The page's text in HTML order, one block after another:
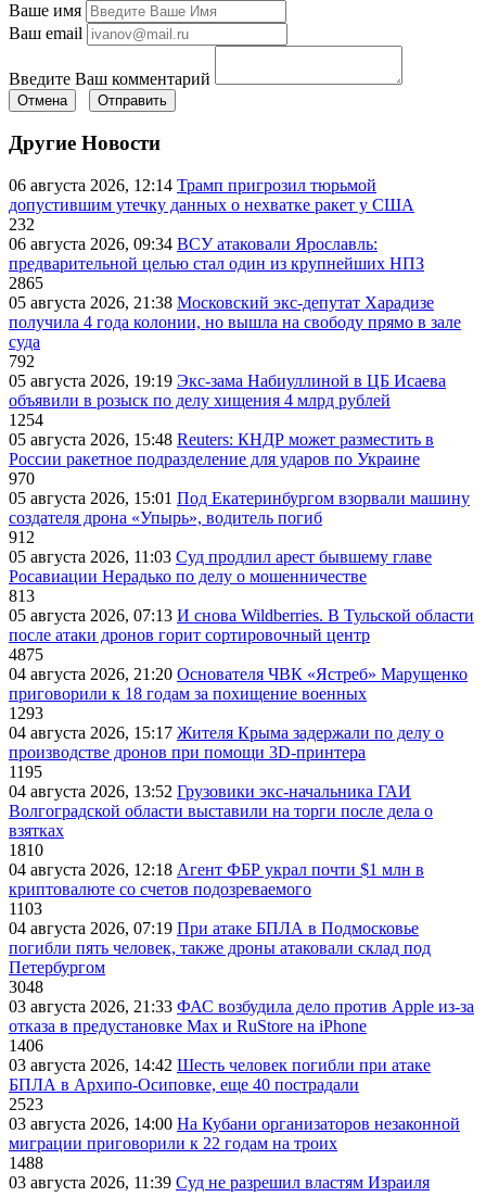
Ваше имя
Ваш email
Введите Ваш комментарий
Отмена Отправить
Другие Новости
06 августа 2026, 12:14 Трамп пригрозил тюрьмой
допустившим утечку данных о нехватке ракет у США
232
06 августа 2026, 09:34 ВСУ атаковали Ярославль:
предварительной целью стал один из крупнейших НПЗ
2865
05 августа 2026, 21:38 Московский экс-депутат Харадизе
получила 4 года колонии, но вышла на свободу прямо в зале
суда
792
05 августа 2026, 19:19 Экс-зама Набиуллиной в ЦБ Исаева
объявили в розыск по делу хищения 4 млрд рублей
1254
05 августа 2026, 15:48 Reuters: КНДР может разместить в
России ракетное подразделение для ударов по Украине
970
05 августа 2026, 15:01 Под Екатеринбургом взорвали машину
создателя дрона «Упырь», водитель погиб
912
05 августа 2026, 11:03 Суд продлил арест бывшему главе
Росавиации Нерадько по делу о мошенничестве
813
05 августа 2026, 07:13 И снова Wildberries. В Тульской области
после атаки дронов горит сортировочный центр
4875
04 августа 2026, 21:20 Основателя ЧВК «Ястреб» Марущенко
приговорили к 18 годам за похищение военных
1293
04 августа 2026, 15:17 Жителя Крыма задержали по делу о
производстве дронов при помощи 3D‑принтера
1195
04 августа 2026, 13:52 Грузовики экс-начальника ГАИ
Волгоградской области выставили на торги после дела о
взятках
1810
04 августа 2026, 12:18 Агент ФБР украл почти $1 млн в
криптовалюте со счетов подозреваемого
1103
04 августа 2026, 07:19 При атаке БПЛА в Подмосковье
погибли пять человек, также дроны атаковали склад под
Петербургом
3048
03 августа 2026, 21:33 ФАС возбудила дело против Apple из-за
отказа в предустановке Max и RuStore на iPhone
1406
03 августа 2026, 14:42 Шесть человек погибли при атаке
БПЛА в Архипо-Осиповке, еще 40 пострадали
2523
03 августа 2026, 14:00 На Кубани организаторов незаконной
миграции приговорили к 22 годам на троих
1488
03 августа 2026, 11:39 Суд не разрешил властям Израиля